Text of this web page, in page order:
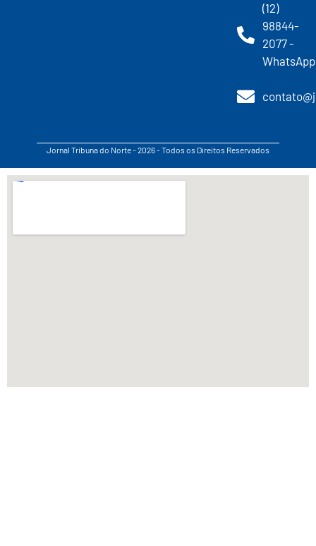
(12)
98844-
2077 -
WhatsApp
Jornal Tribuna do Norte - 2026 - Todos os Direitos Reservados